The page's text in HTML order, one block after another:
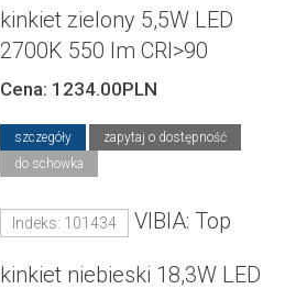
kinkiet zielony 5,5W LED
2700K 550 lm CRI>90
Cena: 1234.00PLN
szczegóły
zapytaj o dostępność
do schowka
Indeks: 101434 VIBIA: Top
kinkiet niebieski 18,3W LED